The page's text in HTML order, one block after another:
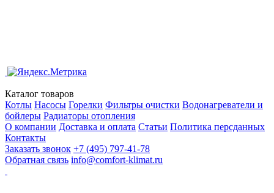
Каталог товаров
Котлы Насосы Горелки Фильтры очистки Водонагреватели и
бойлеры Радиаторы отопления
О компании Доставка и оплата Статьи Политика персданных
Контакты
Заказать звонок +7 (495) 797-41-78
Обратная связь info@comfort-klimat.ru